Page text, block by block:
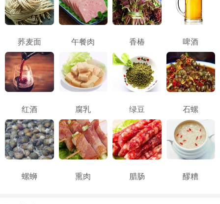
荞麦面 午餐肉 香椿 啤酒
红酒 腐乳 绿豆 石螺
螺蛳 熏肉 腊肠 醪糟